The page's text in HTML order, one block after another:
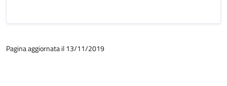
Pagina aggiornata il 13/11/2019